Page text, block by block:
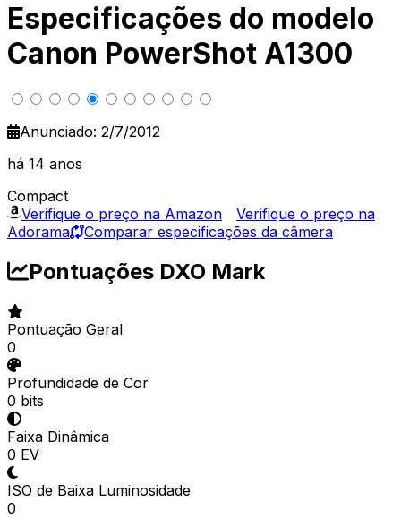
Especificações do modelo
Canon PowerShot A1300
Anunciado: 2/7/2012
há 14 anos
Compact
Verifique o preço na Amazon
Verifique o preço na
Adorama
Comparar especificações da câmera
Pontuações DXO Mark
Pontuação Geral
0
Profundidade de Cor
0 bits
Faixa Dinâmica
0 EV
ISO de Baixa Luminosidade
0